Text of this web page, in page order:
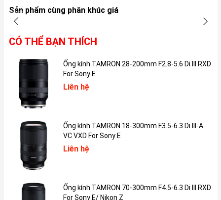
Sạc MagSafe 1 45W cho MacBook là một ví dụ hoàn hảo về sự
kết hợp giữa thiết kế thông minh và tính năng tiện dụng. Điều
này thể hiện rõ nhất qua công nghệ kết nối MagSafe từ tính đặc
trưng có trên sản phẩm. Khi bạn đưa đầu sạc vào lại gần cổng
sạc trên MacBook tương thích, tính năng MagSafe sẽ tự động
chắc chắn, gọn gàng.
Sản phẩm cùng phân khúc giá
CÓ THỂ BẠN THÍCH
Ống kính TAMRON 28-200mm F2.8-5.6 Di III RXD
For Sony E
Liên hệ
Ống kính TAMRON 18-300mm F3.5-6.3 Di III-A
VC VXD For Sony E
Liên hệ
Ống kính TAMRON 70-300mm F4.5-6.3 Di III RXD
For Sony E/ Nikon Z